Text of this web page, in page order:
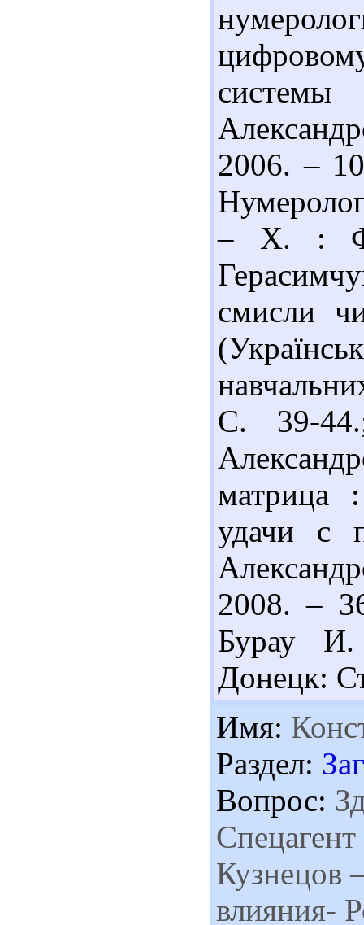
2006. –
– Х. :
смисли
С. 39-
матрица
удачи с
2008. –
Бурау
Донецк:
Имя:
Раздел:
Вопрос:
Кузнецов
влияния-